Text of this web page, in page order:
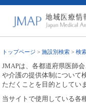
トップページ >施設別検索 >検
JMAPは、各都道府県医師
や介護の提供体制について
ただくことを目的としてい
当サイトで使用している各